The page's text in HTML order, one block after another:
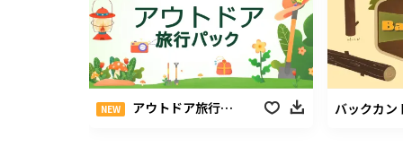
NEW アウトドア旅行パック バックカン